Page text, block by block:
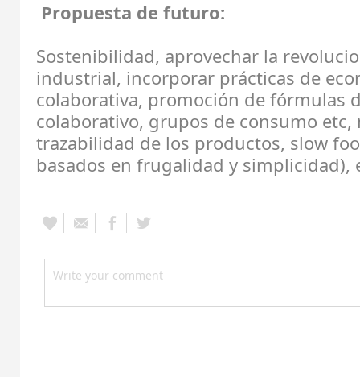
Propuesta de futuro:
Sostenibilidad, aprovechar la
industrial, incorporar prácticas de
colaborativa, promoción de fórmulas
colaborativo, grupos de consumo etc,
trazabilidad de los productos, slow
basados en frugalidad y simplicidad),